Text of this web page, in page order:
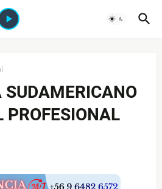
PROFESIONAL